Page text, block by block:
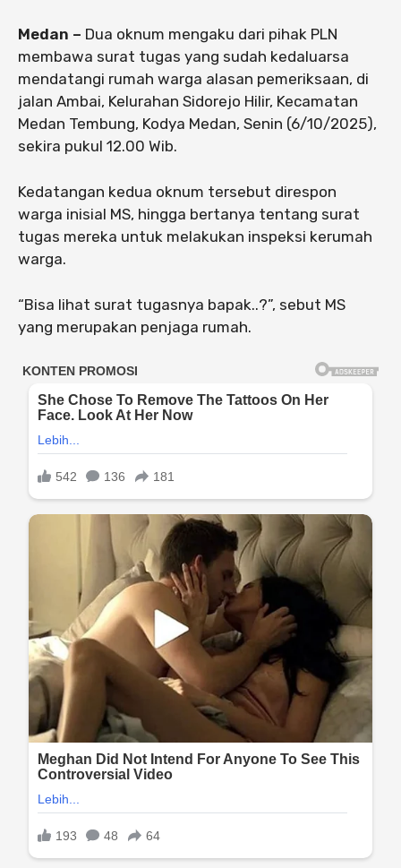
Medan – Dua oknum mengaku dari pihak PLN
membawa surat tugas yang sudah kedaluarsa
mendatangi rumah warga alasan pemeriksaan, di
jalan Ambai, Kelurahan Sidorejo Hilir, Kecamatan
Medan Tembung, Kodya Medan, Senin (6/10/2025),
sekira pukul 12.00 Wib.
Kedatangan kedua oknum tersebut direspon
warga inisial MS, hingga bertanya tentang surat
tugas mereka untuk melakukan inspeksi kerumah
warga.
“Bisa lihat surat tugasnya bapak..?”, sebut MS
yang merupakan penjaga rumah.